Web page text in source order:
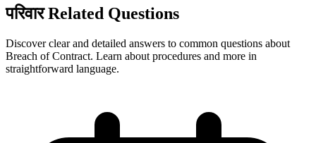
परिवार Related Questions
Discover clear and detailed answers to common questions about
Breach of Contract. Learn about procedures and more in
straightforward language.